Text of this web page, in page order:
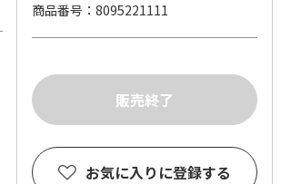
商品番号
8095221111
お気に入りに登録する